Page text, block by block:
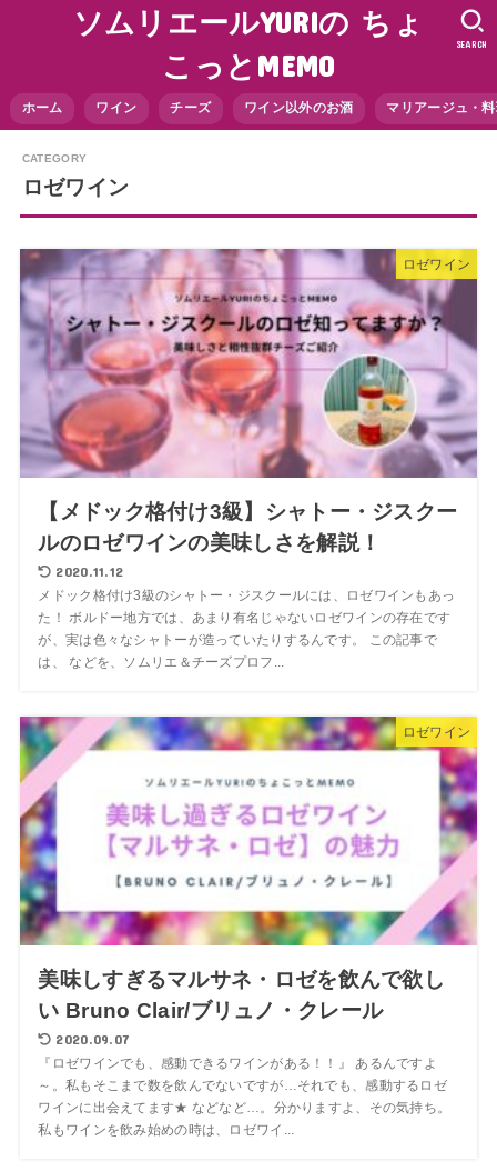
ソムリエールYURIの ちょ
こっとMEMO
ホーム ワイン チーズ ワイン以外のお酒 マリアージュ・
SEARCH
ロゼワイン
ロゼワイン
【メドック格付け3級】シャトー・ジスクー
ルのロゼワインの美味しさを解説！
2020.11.12
メドック格付け3級のシャトー・ジスクールには、ロゼワインもあっ
た！ ボルドー地方では、あまり有名じゃないロゼワインの存在です
が、実は色々なシャトーが造っていたりするんです。 この記事で
は、 などを、ソムリエ＆チーズプロフ...
ロゼワイン
美味しすぎるマルサネ・ロゼを飲んで欲し
い Bruno Clair/ブリュノ・クレール
2020.09.07
『ロゼワインでも、感動できるワインがある！！』 あるんですよ
～。私もそこまで数を飲んでないですが…それでも、感動するロゼ
ワインに出会えてます★ などなど…。分かりますよ、その気持ち。
私もワインを飲み始めの時は、ロゼワイ...